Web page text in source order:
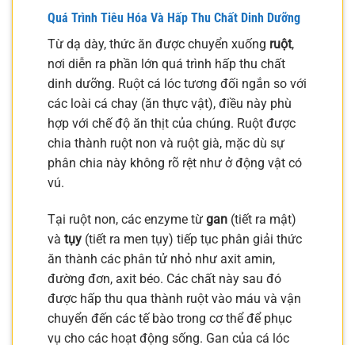
Quá Trình Tiêu Hóa Và Hấp Thu Chất Dinh Dưỡng
Từ dạ dày, thức ăn được chuyển xuống ruột,
nơi diễn ra phần lớn quá trình hấp thu chất
dinh dưỡng. Ruột cá lóc tương đối ngắn so với
các loài cá chay (ăn thực vật), điều này phù
hợp với chế độ ăn thịt của chúng. Ruột được
chia thành ruột non và ruột già, mặc dù sự
phân chia này không rõ rệt như ở động vật có
vú.
Tại ruột non, các enzyme từ gan (tiết ra mật)
và tụy (tiết ra men tụy) tiếp tục phân giải thức
ăn thành các phân tử nhỏ như axit amin,
đường đơn, axit béo. Các chất này sau đó
được hấp thu qua thành ruột vào máu và vận
chuyển đến các tế bào trong cơ thể để phục
vụ cho các hoạt động sống. Gan của cá lóc